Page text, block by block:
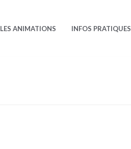
LES ANIMATIONS INFOS PRATIQUES